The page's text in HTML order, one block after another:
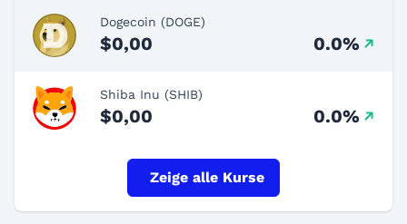
Dogecoin (DOGE)
$0,00 0.0%
Shiba Inu (SHIB)
$0,00 0.0%
Zeige alle Kurse